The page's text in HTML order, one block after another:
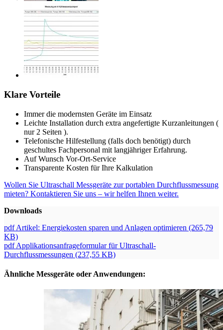
Klare Vorteile
Immer die modernsten Geräte im Einsatz
Leichte Installation durch extra angefertigte Kurzanleitungen (
nur 2 Seiten ).
Telefonische Hilfestellung (falls doch benötigt) durch
geschultes Fachpersonal mit langjähriger Erfahrung.
Auf Wunsch Vor-Ort-Service
Transparente Kosten für Ihre Kalkulation
Wollen Sie Ultraschall Messgeräte zur portablen Durchflussmessung
mieten? Kontaktieren Sie uns – wir helfen Ihnen weiter.
Downloads
pdfArtikel: Energiekosten sparen und Anlagen optimieren (265,79
KB)
pdfApplikationsanfrageformular für Ultraschall-
Durchflussmessungen (237,55 KB)
Ähnliche Messgeräte oder Anwendungen: